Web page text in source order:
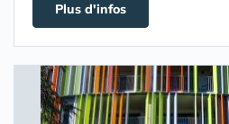
Plus d'infos